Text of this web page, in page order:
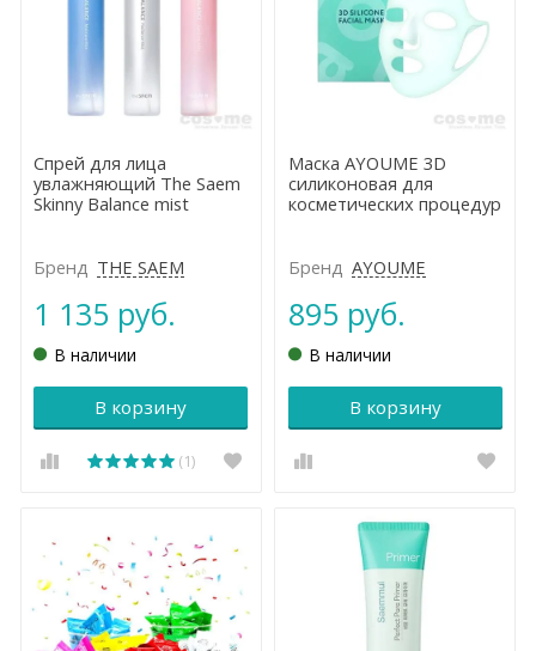
Спрей для лица
увлажняющий The Saem
Skinny Balance mist
Бренд THE SAEM
1 135 руб.
В наличии
В корзину
(1)
Маска AYOUME 3D
силиконовая для
косметических процедур
Бренд AYOUME
895 руб.
В наличии
В корзину